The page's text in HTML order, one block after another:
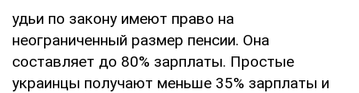
удьи по закону имеют право на
неограниченный размер пенсии. Она
составляет до 80% зарплаты. Простые
украинцы получают меньше 35% зарплаты и